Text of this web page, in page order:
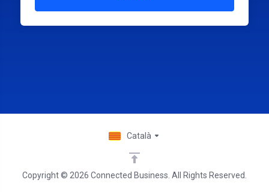
Copyright © 2026 Connected Business. All Rights Reserved.
Català